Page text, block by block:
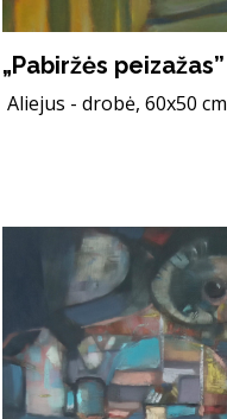
„Pabiržės peizažas”
Aliejus - drobė, 60x50 cm